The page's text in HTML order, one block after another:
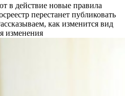
в действие новые правила
перестанет публиковать
как изменится вид
изменения